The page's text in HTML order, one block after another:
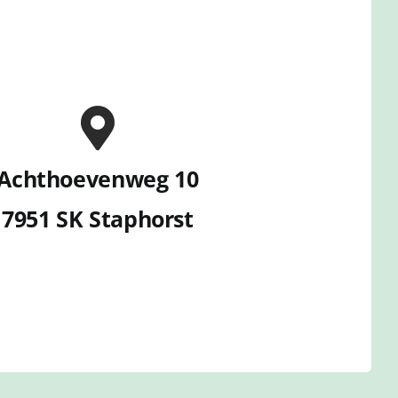
10
7951 SK Staphorst